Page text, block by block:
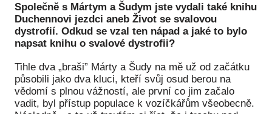
Společně s Mártym a Šudym jste vydali také knihu
Duchennovi jezdci aneb Život se svalovou
dystrofií. Odkud se vzal ten nápad a jaké to bylo
napsat knihu o svalové dystrofii?
Tihle dva „braši” Márty a Šudy na mě už od začátku
působili jako dva kluci, kteří svůj osud berou na
vědomí s plnou vážností, ale první co jim začalo
vadit, byl přístup populace k vozíčkářům všeobecně.